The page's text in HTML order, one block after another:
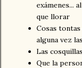
exámenes...
que llorar
Cosas tontas
alguna vez
Las cosquillas
Que la